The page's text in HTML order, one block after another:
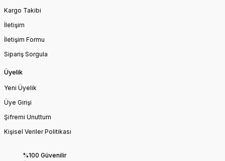
Kargo Takibi
İletişim
İletişim Formu
Sipariş Sorgula
Üyelik
Yeni Üyelik
Üye Girişi
Şifremi Unuttum
Kişisel Veriler Politikası
%100 Güvenilir